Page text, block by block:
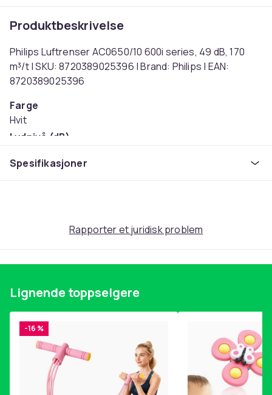
Produktbeskrivelse
Philips Luftrenser AC0650/10 600i series, 49 dB, 170
m³/t | SKU: 8720389025396 | Brand: Philips | EAN:
8720389025396
Farge
Hvit
Lydnivå (dB)
Vekt
Produktsikkerhetsinformasjon
Spesifikasjoner
Rapporter et juridisk problem
Lignende toppselgere
-16 %